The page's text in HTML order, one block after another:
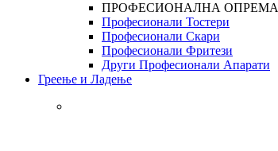
ПРОФЕСИОНАЛНА ОПРЕМА
Професионали Тостери
Професионали Скари
Професионали Фритези
Други Професионали Апарати
Греење и Ладење